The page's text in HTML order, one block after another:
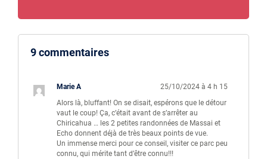
9 commentaires
Marie A
25/10/2024 à 4 h 15
Alors là, bluffant! On se disait, espérons que le détour
vaut le coup! Ça, c’était avant de s’arrêter au
Chiricahua … les 2 petites randonnées de Massai et
Echo donnent déjà de très beaux points de vue.
Un immense merci pour ce conseil, visiter ce parc peu
connu, qui mérite tant d’être connu!!!